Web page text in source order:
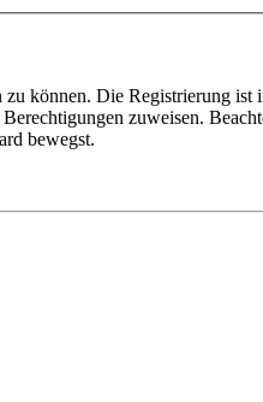
können. Die Registrierung
zuweisen.
bewegst.